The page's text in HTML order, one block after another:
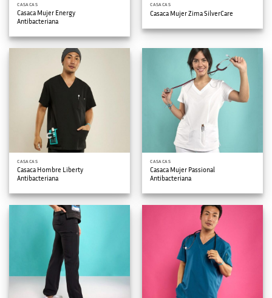
CASACAS
Casaca Mujer Energy
Antibacteriana
CASACAS
Casaca Mujer Zima SilverCare
CASACAS
Casaca Hombre Liberty
Antibacteriana
CASACAS
Casaca Mujer Passional
Antibacteriana